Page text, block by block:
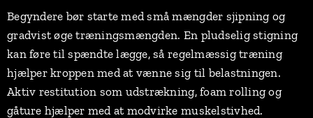
Begyndere bør starte med små mængder sjipning og
gradvist øge træningsmængden. En pludselig stigning
kan føre til spændte lægge, så regelmæssig træning
hjælper kroppen med at vænne sig til belastningen.
Aktiv restitution som udstrækning, foam rolling og
gåture hjælper med at modvirke muskelstivhed.